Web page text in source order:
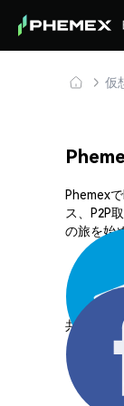
仮
Phemex
ス、P2P
の旅を始
共有する: